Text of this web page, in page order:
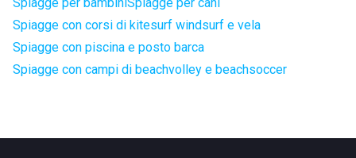
Spiagge con corsi di kitesurf windsurf e vela
Spiagge con piscina e posto barca
Spiagge con campi di beachvolley e beachsoccer